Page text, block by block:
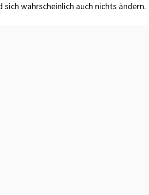
sich wahrscheinlich auch nichts ändern.